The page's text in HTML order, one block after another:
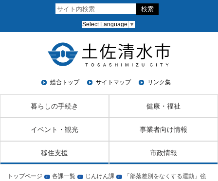
Select Language ▼
総合トップ サイトマップ リンク集
暮らしの手続き 健康・福祉
イベント・観光 事業者向け情報
移住支援 市政情報
トップページ › 各課一覧 › じんけん課 ›
「部落差別をなくする運動」強